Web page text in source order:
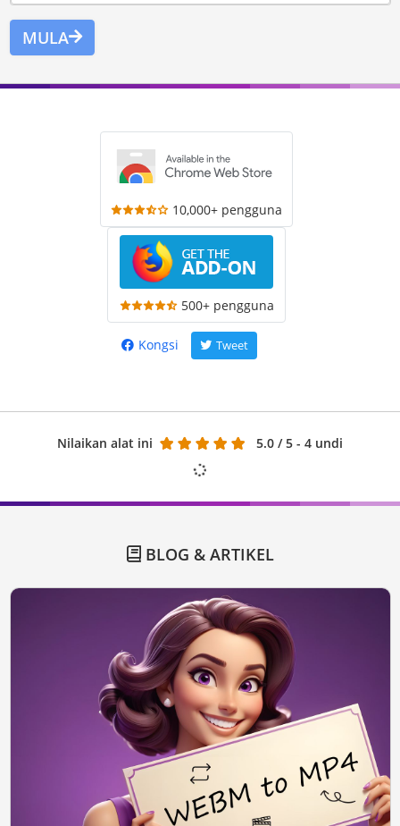
MULA
10,000+ pengguna
500+ pengguna
Kongsi Tweet
Nilaikan alat ini 5.0 / 5 - 4 undi
BLOG & ARTIKEL